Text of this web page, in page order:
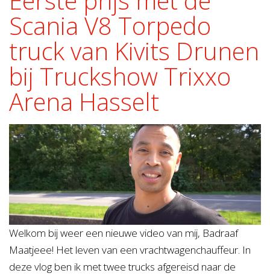
Scania V8 Torpedo
truck van Kivits Drunen
bij Truckshow Trixxo
Arena Hasselt
Welkom bij weer een nieuwe video van mij, Badraaf
Maatjeee! Het leven van een vrachtwagenchauffeur. In
deze vlog ben ik met twee trucks afgereisd naar de